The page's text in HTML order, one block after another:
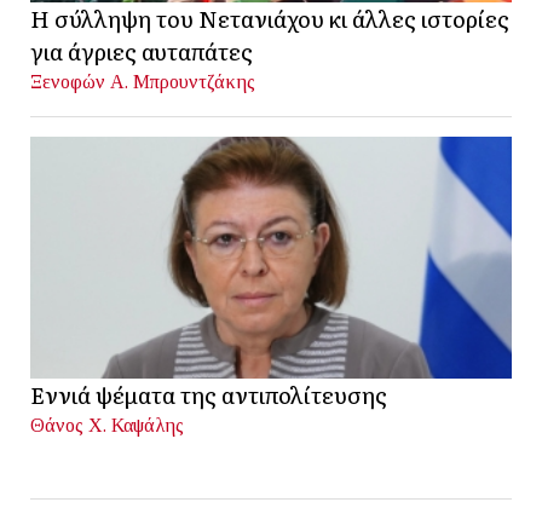
Η σύλληψη του Νετανιάχου κι άλλες ιστορίες
για άγριες αυταπάτες
Ξενοφών Α. Μπρουντζάκης
Εννιά ψέματα της αντιπολίτευσης
Θάνος Χ. Καψάλης